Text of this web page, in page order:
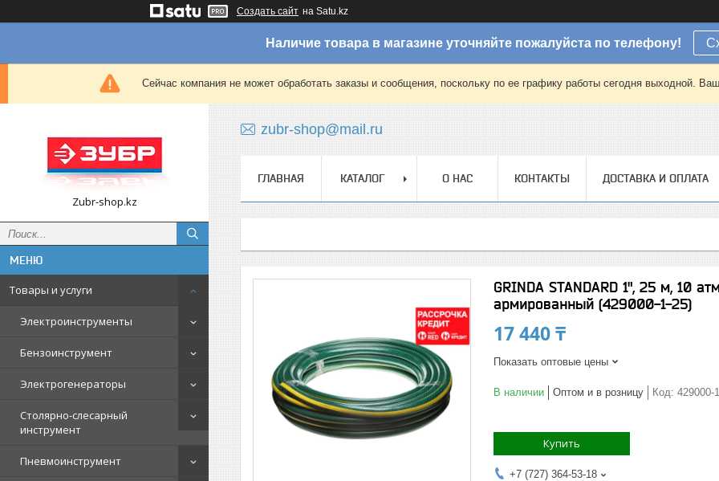
Создать сайт на Satu.kz
Наличие товара в магазине уточняйте пожалуйста по телефону!
Сейчас компания не может обработать заказы и сообщения, поскольку по ее графику работы сегодня выходной.
Zubr-shop.kz
Товары и услуги
Электроинструменты
Бензоинструмент
Электрогенераторы
Столярно-слесарный
инструмент
Пневмоинструмент
zubr-shop@mail.ru
ГЛАВНАЯ КАТАЛОГ О НАС КОНТАКТЫ ДОСТАВКА И ОПЛАТА
GRINDA STANDARD 1", 25 м, 10
армированный (429000-1-25)
17 440 ₸
Показать оптовые цены
В наличии Оптом и в розницу Код: 429000-
Купить
+7 (727) 364-53-18